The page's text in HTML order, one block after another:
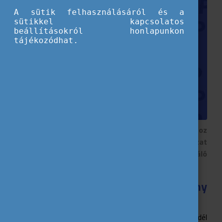
Az Eurodesk fennállásának 35. évfordulójához
kapcsolódva bemutatjuk a magyar partneri hálózat
tagjait. Minden hónapban más-más tagunk inspiráló
Ternai Adél – Talentum Alapítvány
A szervezet 2014 óta tagja a hálózatnak, ahol Adél
A sütik felhasználásáról és a
sütikkel kapcsolatos
beállításokról honlapunkon
tájékozódhat.